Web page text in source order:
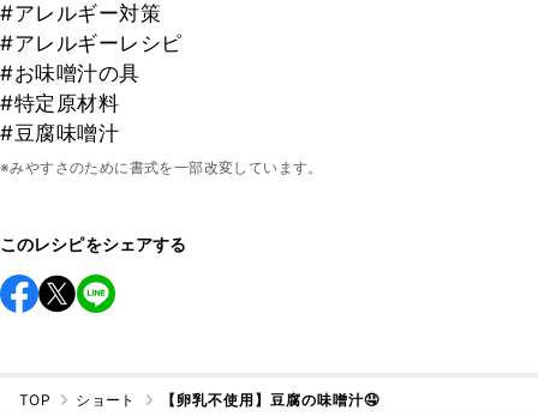
#アレルギー対策
#アレルギーレシピ
#お味噌汁の具
#特定原材料
#豆腐味噌汁
※みやすさのために書式を一部改変しています。
このレシピをシェアする
TOP ショート 【卵乳不使用】豆腐の味噌汁🤤